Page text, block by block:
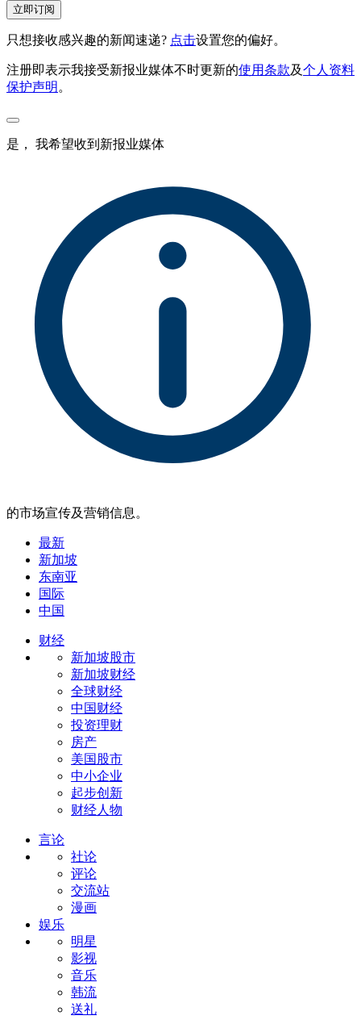
立即订阅
只想接收感兴趣的新闻速递? 点击设置您的偏好。
注册即表示我接受新报业媒体不时更新的使用条款及个人资料
保护声明 。
是， 我希望收到新报业媒体
的市场宣传及营销信息。
最新
新加坡
东南亚
国际
中国
财经
新加坡股市
新加坡财经
全球财经
中国财经
投资理财
房产
美国股市
中小企业
起步创新
财经人物
言论
社论
评论
交流站
漫画
娱乐
明星
影视
音乐
韩流
送礼